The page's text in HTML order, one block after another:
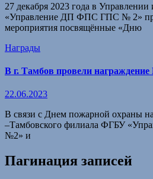
27 декабря 2023 года в
«Управление ДП ФПС ГПС № 2»
мероприятия посвящённые «Дню
Награды
В г. Тамбов провели
22.06.2023
В связи с Днем пожарной охраны
–Тамбовского филиала ФГБУ
№2» и
Пагинация записей